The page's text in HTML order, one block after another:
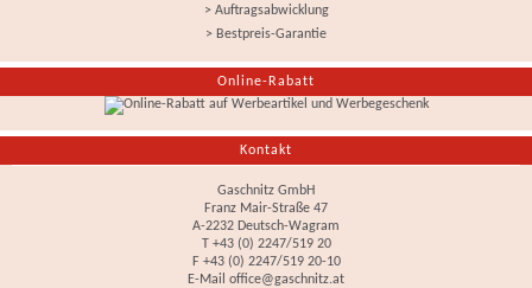
> Auftragsabwicklung
> Bestpreis-Garantie
Online-Rabatt
Kontakt
Gaschnitz GmbH
Franz Mair-Straße 47
A-2232 Deutsch-Wagram
T +43 (0) 2247/519 20
F +43 (0) 2247/519 20-10
E-Mail office@gaschnitz.at